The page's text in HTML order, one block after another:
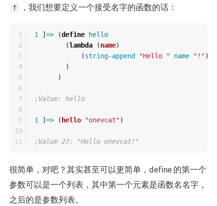
f ，我们想要定义一个接受名字的函数的话：
1
2
3
4
5
6
7
8
9
10
1 ] => (define
hello
(lambda (name)
(string-append "Hello " name "!")
)
)
;Value: hello
1 ] => ( hello "onevcat")
;Value 27: "Hello onevcat!"
很简单，对吧？其实甚至可以更简单，define 的第一个
参数可以是一个列表，其中第一个元素是函数名名字，
之后的是参数列表。